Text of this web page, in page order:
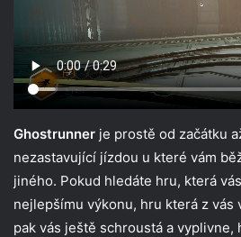
Ghostrunner je prostě od začátku
nezastavující jízdou u které vám
jiného. Pokud hledáte hru, která
nejlepšímu výkonu, hru která z vás
pak vás ještě schroustá a